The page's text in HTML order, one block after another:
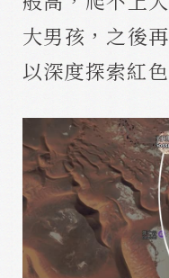
大男孩，之後
以深度探索紅